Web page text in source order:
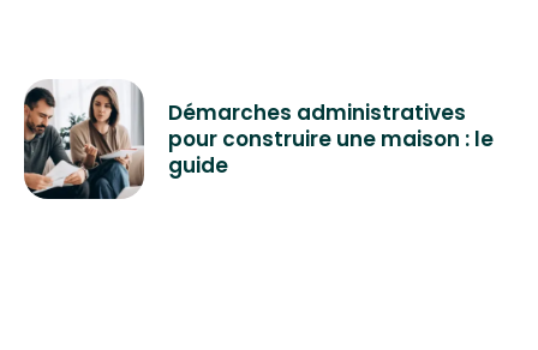
Démarches administratives
pour construire une maison : le
guide